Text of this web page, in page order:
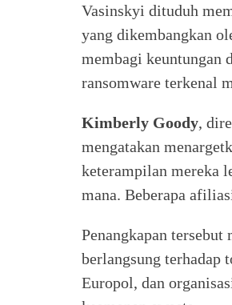
Vasinskyi dituduh
yang dikembangkan
membagi keuntungan
ransomware terkenal
Kimberly Goody,
mengatakan
keterampilan mereka
mana. Beberapa
Penangkapan tersebut
berlangsung terhadap
Europol, dan